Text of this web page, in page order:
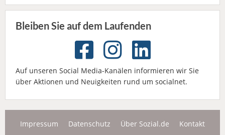
Bleiben Sie auf dem Laufenden
Auf unseren Social Media-Kanälen informieren wir Sie
über Aktionen und Neuigkeiten rund um socialnet.
Impressum Datenschutz Über Sozial.de Kontakt